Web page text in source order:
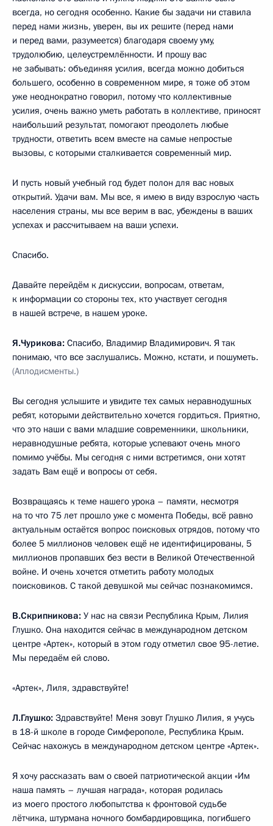
всегда, но сегодня особенно. Какие бы задачи ни ставила
перед нами жизнь, уверен, вы их решите (перед нами
и перед вами, разумеется) благодаря своему уму,
трудолюбию, целеустремлённости. И прошу вас
не забывать: объединяя усилия, всегда можно добиться
большего, особенно в современном мире, я тоже об этом
уже неоднократно говорил, потому что коллективные
усилия, очень важно уметь работать в коллективе, приносят
наибольший результат, помогают преодолеть любые
трудности, ответить всем вместе на самые непростые
вызовы, с которыми сталкивается современный мир.
И пусть новый учебный год будет полон для вас новых
открытий. Удачи вам. Мы все, я имею в виду взрослую часть
населения страны, мы все верим в вас, убеждены в ваших
успехах и рассчитываем на ваши успехи.
Спасибо.
Давайте перейдём к дискуссии, вопросам, ответам,
к информации со стороны тех, кто участвует сегодня
в нашей встрече, в нашем уроке.
Я.Чурикова: Спасибо, Владимир Владимирович. Я так
понимаю, что все заслушались. Можно, кстати, и пошуметь.
(Аплодисменты.)
Вы сегодня услышите и увидите тех самых неравнодушных
ребят, которыми действительно хочется гордиться. Приятно,
что это наши с вами младшие современники, школьники,
неравнодушные ребята, которые успевают очень много
помимо учёбы. Мы сегодня с ними встретимся, они хотят
задать Вам ещё и вопросы от себя.
Возвращаясь к теме нашего урока – памяти, несмотря
на то что 75 лет прошло уже с момента Победы, всё равно
актуальным остаётся вопрос поисковых отрядов, потому что
более 5 миллионов человек ещё не идентифицированы, 5
миллионов пропавших без вести в Великой Отечественной
войне. И очень хочется отметить работу молодых
поисковиков. С такой девушкой мы сейчас познакомимся.
В.Скрипникова: У нас на связи Республика Крым, Лилия
Глушко. Она находится сейчас в международном детском
центре «Артек», который в этом году отметил свое 95-летие.
Мы передаём ей слово.
«Артек», Лиля, здравствуйте!
Л.Глушко: Здравствуйте! Меня зовут Глушко Лилия, я учусь
в 18-й школе в городе Симферополе, Республика Крым.
Сейчас нахожусь в международном детском центре «Артек».
Я хочу рассказать вам о своей патриотической акции «Им
наша память – лучшая награда», которая родилась
из моего простого любопытства к фронтовой судьбе
лётчика, штурмана ночного бомбардировщика, погибшего